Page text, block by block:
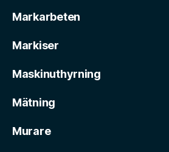
Markarbeten
Markiser
Maskinuthyrning
Mätning
Murare